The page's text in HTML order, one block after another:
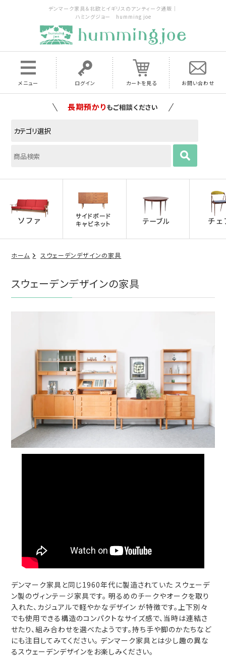
デンマーク家具＆北欧とイギリスのアンティーク通販｜
ハミングジョー humming joe
メニュー ログイン カートを見る お問い合わせ
家具の配送料は全国当店で負担いたします
ホーム スウェーデンデザインの家具
スウェーデンデザインの家具
デンマーク家具と同じ1960年代に製造されていた スウェーデ
ン製のヴィンテージ家具です。 明るめのチークやオークを取り
入れた、カジュアルで軽やかなデザイン が特徴です。上下別々
でも使用できる構造のコンパクトなサイズ感で、当時は連結さ
せたり、組み合わせを選べたようです。持ち手や脚のかたちなど
にも注目してみてください。 デンマーク家具とは少し趣の異な
るスウェーデンデザインをお楽しみください。